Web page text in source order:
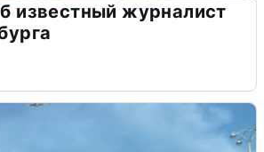
известный журналист